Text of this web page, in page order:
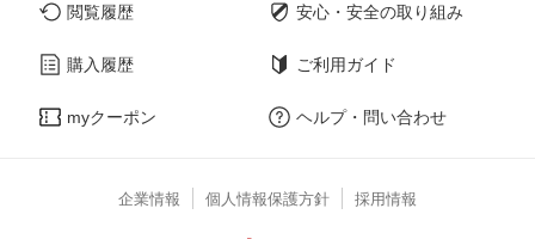
閲覧履歴
購入履歴
myクーポン
安心・安全の取り組み
ご利用ガイド
ヘルプ・問い合わせ
企業情報 個人情報保護方針 採用情報